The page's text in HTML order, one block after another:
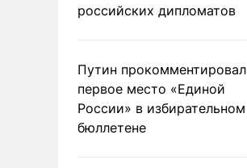
российских дипломатов
Путин прокомментировал
первое место «Единой
России» в избирательном
бюллетене